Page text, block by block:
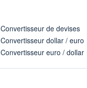
Convertisseur de devises
Convertisseur dollar / euro
Convertisseur euro / dollar